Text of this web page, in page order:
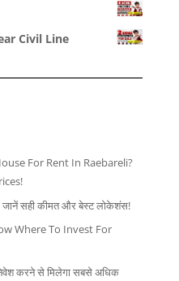
Civil Line
For Rent In Raebareli?
जानें सही कीमत और बेस्ट लोकेशंस!
Where To Invest For
करने से मिलेगा सबसे अधिक